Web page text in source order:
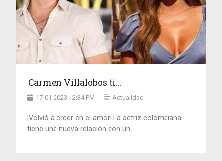
Carmen Villalobos ti...
17-01-2023 - 2:34 PM Actualidad
¡Volvió a creer en el amor! La actriz colombiana
tiene una nueva relación con un...